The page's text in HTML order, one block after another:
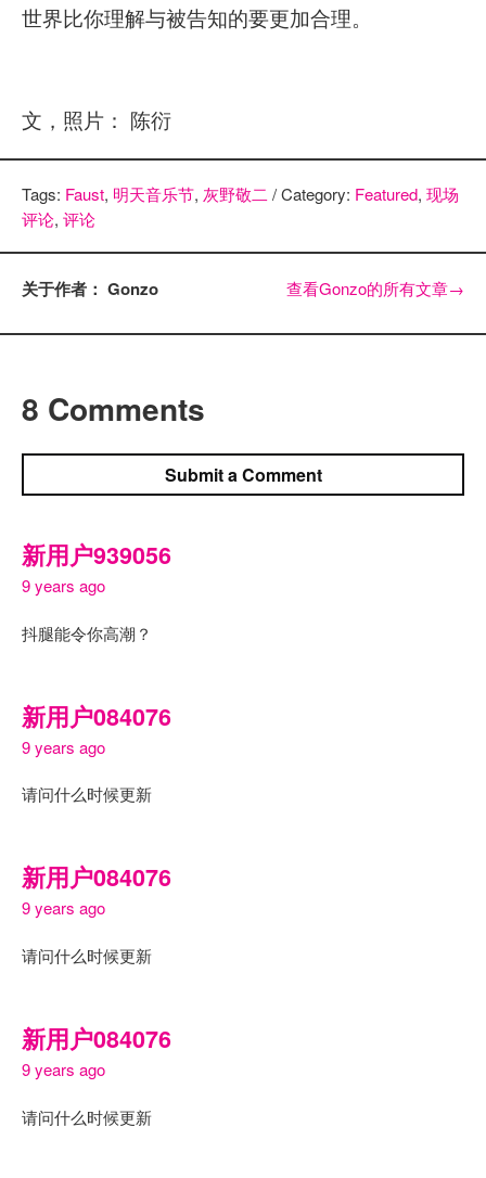
世界比你理解与被告知的要更加合理。
文，照片： 陈衍
Tags: Faust, 明天音乐节, 灰野敬二 / Category: Featured, 现场
评论, 评论
关于作者： Gonzo 查看Gonzo的所有文章→
8 Comments
Submit a Comment
新用户939056
9 years ago
抖腿能令你高潮？
新用户084076
9 years ago
请问什么时候更新
新用户084076
9 years ago
请问什么时候更新
新用户084076
9 years ago
请问什么时候更新